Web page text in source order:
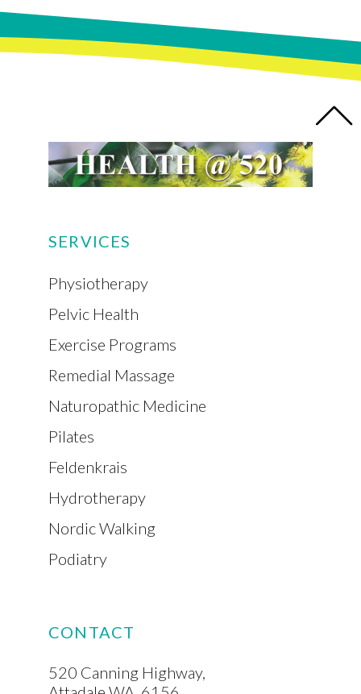
SERVICES
Physiotherapy
Pelvic Health
Exercise Programs
Remedial Massage
Naturopathic Medicine
Pilates
Feldenkrais
Hydrotherapy
Nordic Walking
Podiatry
CONTACT
520 Canning Highway,